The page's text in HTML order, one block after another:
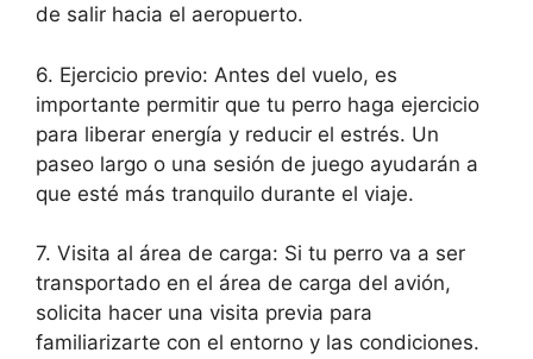
de salir hacia el aeropuerto.
6. Ejercicio previo: Antes del vuelo, es
importante permitir que tu perro haga ejercicio
para liberar energía y reducir el estrés. Un
paseo largo o una sesión de juego ayudarán a
que esté más tranquilo durante el viaje.
7. Visita al área de carga: Si tu perro va a ser
transportado en el área de carga del avión,
solicita hacer una visita previa para
familiarizarte con el entorno y las condiciones.